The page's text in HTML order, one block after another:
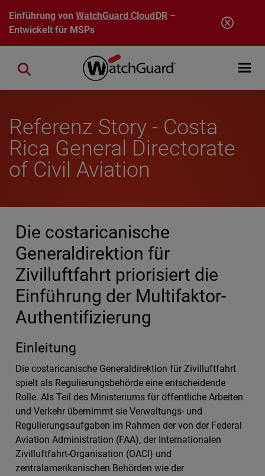
Direkt zum Inhalt
Einführung vonWatchGuard CloudDR–
Entwickelt für MSPs
Open
Close search
Referenz Story - Costa
Rica General Directorate
of Civil Aviation
Die costaricanische
Generaldirektion für
Zivilluftfahrt priorisiert die
Einführung der Multifaktor-
Authentifizierung
Einleitung
Die costaricanische Generaldirektion für Zivilluftfahrt
spielt als Regulierungsbehörde eine entscheidende
Rolle. Als Teil des Ministeriums für öffentliche Arbeiten
und Verkehr übernimmt sie Verwaltungs- und
Regulierungsaufgaben im Rahmen der von der Federal
Aviation Administration (FAA), der Internationalen
Zivilluftfahrt-Organisation (OACI) und
zentralamerikanischen Behörden wie der